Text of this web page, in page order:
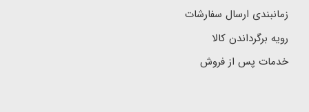
زمانبندی ارسال سفارشات
رویه برگرداندن کالا
خدمات پس از فروش